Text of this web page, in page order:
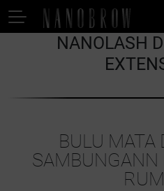
NANOLASH
BULU MATA
SAMBUNGANN